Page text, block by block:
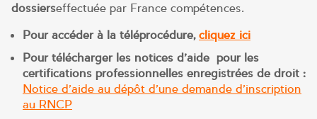
dossierseffectuée par France compétences.
Pour accéder à la téléprocédure,cliquez ici
Pour télécharger les notices d’aide pour les
certifications professionnelles enregistrées de droit :
Notice d’aide au dépôt d’une demande d’inscription
au RNCP